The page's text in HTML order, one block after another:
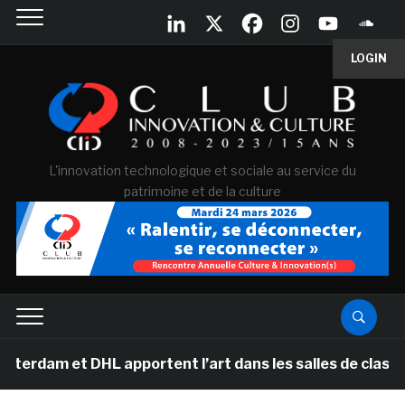
LOGIN
L'innovation technologique et sociale au service du
patrimoine et de la culture
et DHL apportent l’art dans les salles de classe des